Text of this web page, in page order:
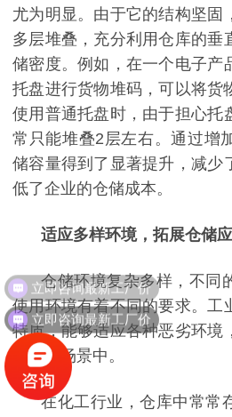
尤为明显。由于它的结构坚固
多层堆叠，充分利用仓库的垂
储密度。例如，在一个电子产
托盘进行货物堆码，可以将货
使用普通托盘时，由于担心托
常只能堆叠2层左右。通过增
储容量得到了显著提升，减少
低了企业的仓储成本。
适应多样环境，拓展仓储
仓储环境复杂多样，不同
使用环境有着不同的要求。工
特质，能够适应各种恶劣环境
的仓储场景中。
在化工行业，仓库中常常
立即咨询最新工厂价
立即咨询最新工厂价